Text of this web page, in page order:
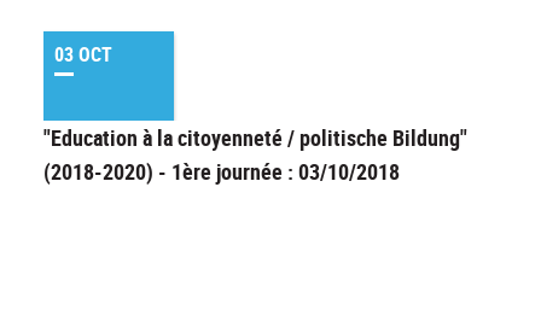
03 OCT
"Education à la citoyenneté / politische Bildung"
(2018-2020) - 1ère journée : 03/10/2018